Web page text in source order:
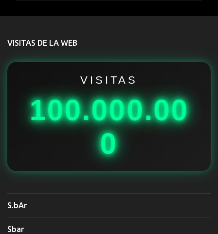
t
r
VISITAS DE LA WEB
VISITAS
100.000.00
0
S.bAr
Sbar